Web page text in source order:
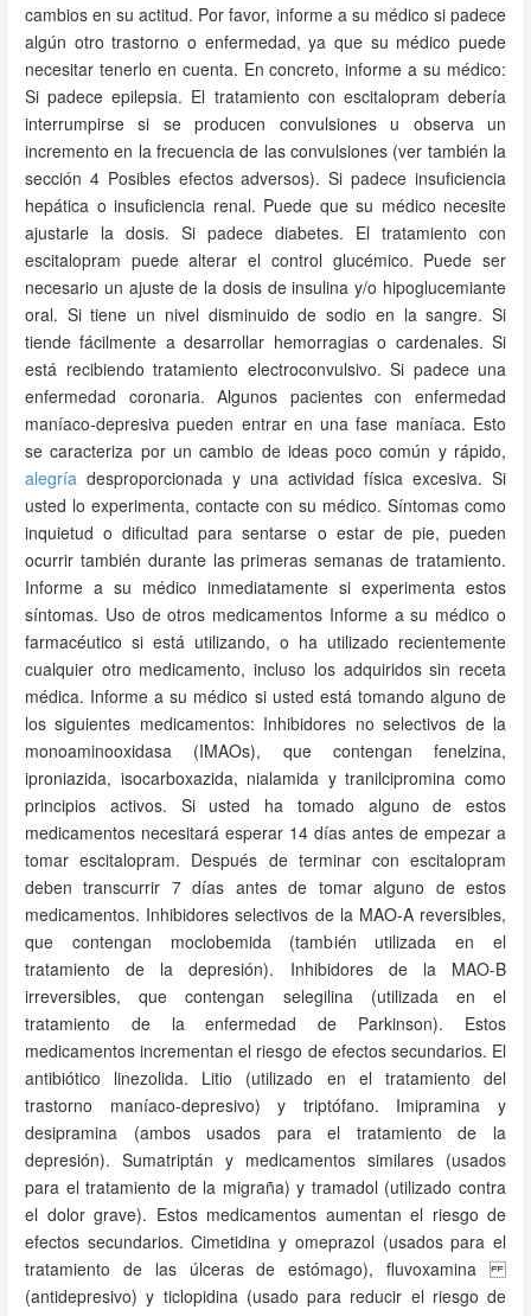
cambios en su actitud. Por favor, informe a su médico si padece
algún otro trastorno o enfermedad, ya que su médico puede
necesitar tenerlo en cuenta. En concreto, informe a su médico:
Si padece epilepsia. El tratamiento con escitalopram debería
interrumpirse si se producen convulsiones u observa un
incremento en la frecuencia de las convulsiones (ver también la
sección 4 Posibles efectos adversos). Si padece insuficiencia
hepática o insuficiencia renal. Puede que su médico necesite
ajustarle la dosis. Si padece diabetes. El tratamiento con
escitalopram puede alterar el control glucémico. Puede ser
necesario un ajuste de la dosis de insulina y/o hipoglucemiante
oral. Si tiene un nivel disminuido de sodio en la sangre. Si
tiende fácilmente a desarrollar hemorragias o cardenales. Si
está recibiendo tratamiento electroconvulsivo. Si padece una
enfermedad coronaria. Algunos pacientes con enfermedad
maníaco-depresiva pueden entrar en una fase maníaca. Esto
se caracteriza por un cambio de ideas poco común y rápido,
alegría desproporcionada y una actividad física excesiva. Si
usted lo experimenta, contacte con su médico. Síntomas como
inquietud o dificultad para sentarse o estar de pie, pueden
ocurrir también durante las primeras semanas de tratamiento.
Informe a su médico inmediatamente si experimenta estos
síntomas. Uso de otros medicamentos Informe a su médico o
farmacéutico si está utilizando, o ha utilizado recientemente
cualquier otro medicamento, incluso los adquiridos sin receta
médica. Informe a su médico si usted está tomando alguno de
los siguientes medicamentos: Inhibidores no selectivos de la
monoaminooxidasa (IMAOs), que contengan fenelzina,
iproniazida, isocarboxazida, nialamida y tranilcipromina como
principios activos. Si usted ha tomado alguno de estos
medicamentos necesitará esperar 14 días antes de empezar a
tomar escitalopram. Después de terminar con escitalopram
deben transcurrir 7 días antes de tomar alguno de estos
medicamentos. Inhibidores selectivos de la MAO-A reversibles,
que contengan moclobemida (también utilizada en el
tratamiento de la depresión). Inhibidores de la MAO-B
irreversibles, que contengan selegilina (utilizada en el
tratamiento de la enfermedad de Parkinson). Estos
medicamentos incrementan el riesgo de efectos secundarios. El
antibiótico linezolida. Litio (utilizado en el tratamiento del
trastorno maníaco-depresivo) y triptófano. Imipramina y
desipramina (ambos usados para el tratamiento de la
depresión). Sumatriptán y medicamentos similares (usados
para el tratamiento de la migraña) y tramadol (utilizado contra
el dolor grave). Estos medicamentos aumentan el riesgo de
efectos secundarios. Cimetidina y omeprazol (usados para el
tratamiento de las úlceras de estómago), fluvoxamina
(antidepresivo) y ticlopidina (usado para reducir el riesgo de